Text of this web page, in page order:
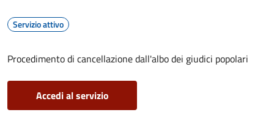
Servizio attivo
Procedimento di cancellazione dall'albo dei giudici popolari
Accedi al servizio